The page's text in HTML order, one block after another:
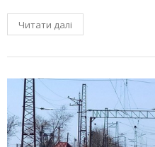
Читати далі